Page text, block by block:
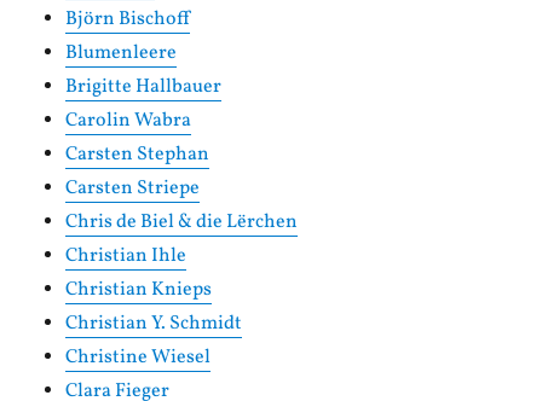
Björn Bischoff
Blumenleere
Brigitte Hallbauer
Carolin Wabra
Carsten Stephan
Carsten Striepe
Chris de Biel & die Lërchen
Christian Ihle
Christian Knieps
Christian Y. Schmidt
Christine Wiesel
Clara Fieger